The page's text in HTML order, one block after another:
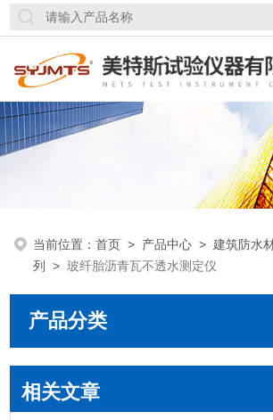
当前位置：首页 > 产品中心 >建筑防水
列
>玻纤胎沥青瓦不透水测定仪
产品分类
相关文章